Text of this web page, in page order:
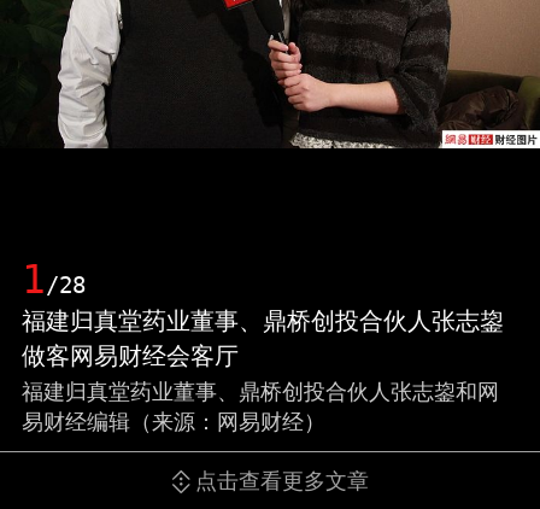
1/28
福建归真堂药业董事、鼎桥创投合伙人张志鋆
做客网易财经会客厅
福建归真堂药业董事、鼎桥创投合伙人张志鋆和网
易财经编辑（来源：网易财经）
点击查看更多文章